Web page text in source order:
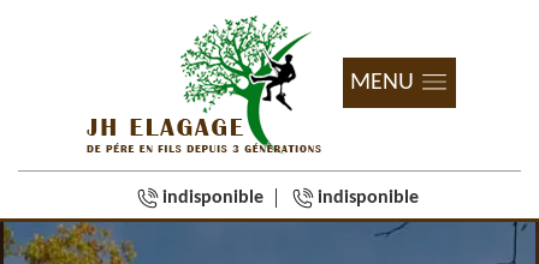
MENU
indisponible indisponible